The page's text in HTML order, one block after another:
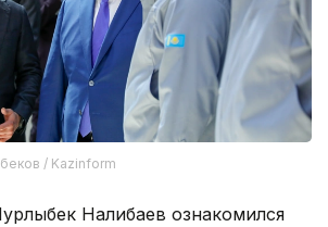
/ Kazinform
Налибаев ознакомился